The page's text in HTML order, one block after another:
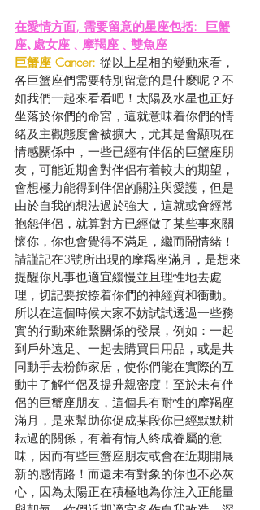
在愛情方面, 需要留意的星座包括:  巨蟹
座､處女座﹑摩羯座﹑雙魚座
巨蟹座 Cancer: 從以上星相的變動來看，
各巨蟹座們需要特別留意的是什麼呢？不
如我們一起來看看吧！太陽及水星也正好
坐落於你們的命宮，這就意味着你們的情
緒及主觀態度會被擴大，尤其是會顯現在
情感關係中，一些已經有伴侶的巨蟹座朋
友，可能近期會對伴侶有着較大的期望，
會想極力能得到伴侶的關注與愛護，但是
由於自我的想法過於強大，這就或會經常
抱怨伴侶，就算對方已經做了某些事來關
懷你，你也會覺得不滿足，繼而鬧情緒！
請謹記在3號所出現的摩羯座滿月，是想來
提醒你凡事也適宜緩慢並且理性地去處
理，切記要按捺着你們的神經質和衝動。
所以在這個時候大家不妨試試透過一些務
實的行動來維繫關係的發展，例如：一起
到戶外遠足、一起去購買日用品，或是共
同動手去粉飾家居，使你們能在實際的互
動中了解伴侶及提升親密度！至於未有伴
侶的巨蟹座朋友，這個具有耐性的摩羯座
滿月，是來幫助你促成某段你已經默默耕
耘過的關係，有着有情人終成眷屬的意
味，因而有些巨蟹座朋友或會在近期開展
新的感情路！而還未有對象的你也不必灰
心，因為太陽正在積極地為你注入正能量